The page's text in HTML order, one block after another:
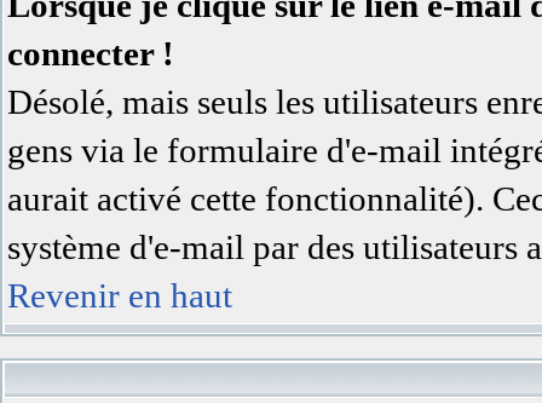
connecter !
Désolé, mais seuls les utilisateurs
gens via le formulaire d'e-mail
aurait activé cette fonctionnalité).
système d'e-mail par des utilisateurs
Revenir en haut